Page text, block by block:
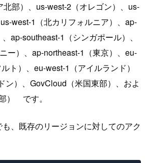
北部）、us-west-2（オレゴン）、us-
west-1（北カリフォルニア）、ap-
ap-southeast-1（シンガポール）、
ー）、ap-northeast-1（東京）、eu-
ト）、eu-west-1（アイルランド）
ン）、GovCloud（米国東部）、およ
） です。
、既存のリージョンに対してのアク